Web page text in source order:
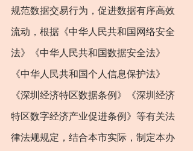
规范数据交易行为，促进数据有序高效
流动，根据《中华人民共和国网络安全
法》《中华人民共和国数据安全法》
《中华人民共和国个人信息保护法》
《深圳经济特区数据条例》《深圳经济
特区数字经济产业促进条例》等有关法
律法规规定，结合本市实际，制定本办